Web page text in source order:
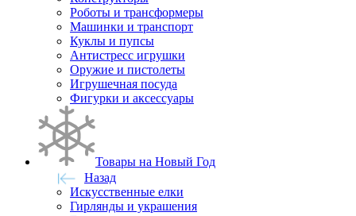
Роботы и трансформеры
Машинки и транспорт
Куклы и пупсы
Антистресс игрушки
Оружие и пистолеты
Игрушечная посуда
Фигурки и аксессуары
Товары на Новый Год
Назад
Искусственные елки
Гирлянды и украшения